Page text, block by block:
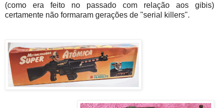
(como era feito no passado com relação aos gibis)
certamente não formaram gerações de "serial killers".